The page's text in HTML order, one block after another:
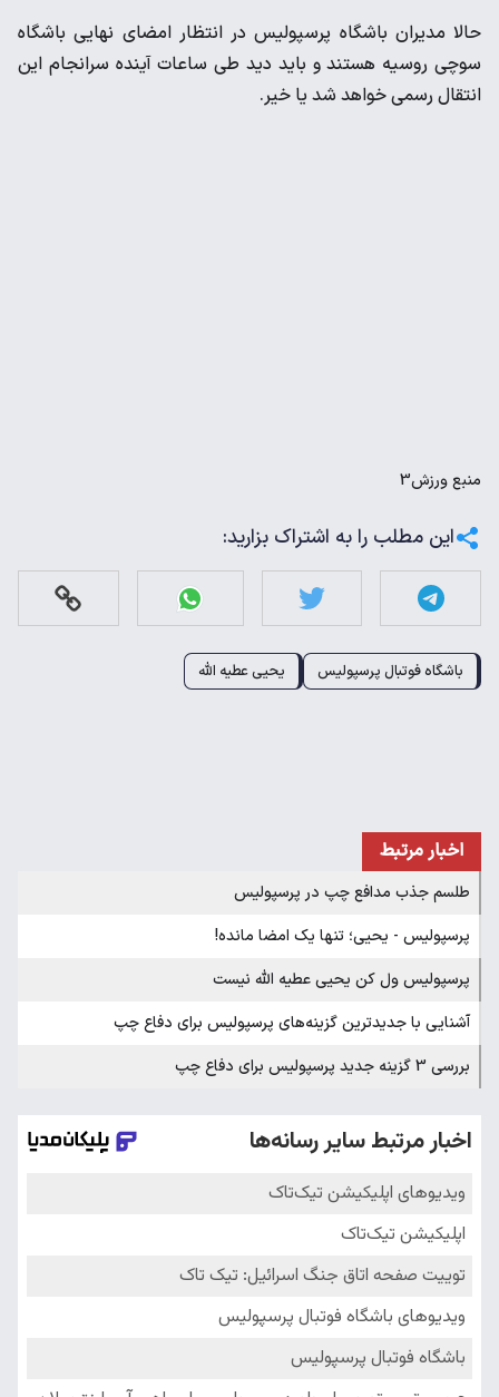
حالا مدیران باشگاه پرسپولیس در انتظار امضای نهایی باشگاه
سوچی روسیه هستند و باید دید طی ساعات آینده سرانجام این
انتقال رسمی خواهد شد یا خیر.
منبعورزش3
این مطلب را به اشتراک بزارید:
باشگاه فوتبال پرسپولیس یحیی عطیه الله
اخبار مرتبط
طلسم جذب مدافع چپ در پرسپولیس
پرسپولیس - یحیی؛ تنها یک امضا مانده!
پرسپولیس ول کن یحیی عطیه الله نیست
آشنایی با جدیدترین گزینه‌های پرسپولیس برای دفاع چپ
بررسی 3 گزینه جدید پرسپولیس برای دفاع چپ